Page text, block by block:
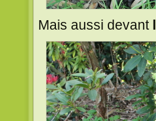
Mais aussi devant